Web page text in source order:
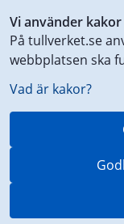
Vi använder kakor
På tullverket.se
webbplatsen ska
Vad är kakor?
till
innehåll
på
aktuell